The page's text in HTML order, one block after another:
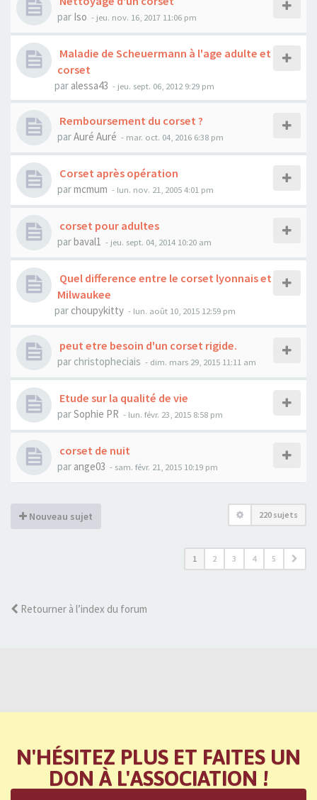
par Iso - jeu. nov. 16, 2017 11:06 pm
Maladie de Scheuermann à l'age adulte et
corset
par alessa43 - jeu. sept. 06, 2012 9:29 pm
Remboursement du corset ?
parAuré Auré - mar. oct. 04, 2016 6:38 pm
Corset après opération
parmcmum - lun. nov. 21, 2005 4:01 pm
corset pour adultes
parbaval1 - jeu. sept. 04, 2014 10:20 am
Quel difference entre le corset lyonnais et
Milwaukee
par choupykitty - lun. août 10, 2015 12:59 pm
peut etre besoin d'un corset rigide.
par christopheciais - dim. mars 29, 2015 11:11 am
Etude sur la qualité de vie
parSophie PR - lun. févr. 23, 2015 8:58 pm
corset de nuit
par ange03 - sam. févr. 21, 2015 10:19 pm
Nouveau sujet 220 sujets
1 2 3 4 5
Retourner à l’index du forum
N'HÉSITEZ PLUS ET FAITES UN
DON À L'ASSOCIATION !